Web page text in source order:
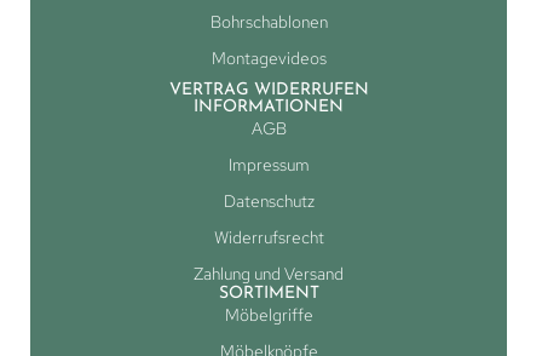
Bohrschablonen
Montagevideos
VERTRAG WIDERRUFEN
INFORMATIONEN
AGB
Impressum
Datenschutz
Widerrufsrecht
Zahlung und Versand
SORTIMENT
Möbelgriffe
Möbelknöpfe